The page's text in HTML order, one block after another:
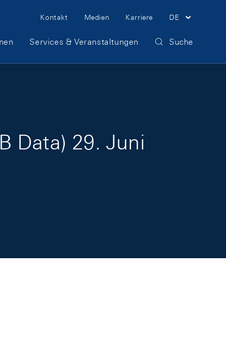
Meta Navigation
Kontakt Medien Karriere DE
Services & Veranstaltungen Suche
Data) 29. Juni